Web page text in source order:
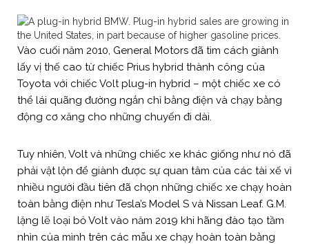
Vào cuối năm 2010, General Motors đã tìm cách giành
lấy vị thế cao từ chiếc Prius hybrid thành công của
Toyota với chiếc Volt plug-in hybrid – một chiếc xe có
thể lái quãng đường ngắn chỉ bằng điện và chạy bằng
động cơ xăng cho những chuyến đi dài.
Tuy nhiên, Volt và những chiếc xe khác giống như nó đã
phải vật lộn để giành được sự quan tâm của các tài xế vì
nhiều người đầu tiên đã chọn những chiếc xe chạy hoàn
toàn bằng điện như Tesla’s Model S và Nissan Leaf. G.M.
lặng lẽ loại bỏ Volt vào năm 2019 khi hãng đào tạo tầm
nhìn của mình trên các mẫu xe chạy hoàn toàn bằng